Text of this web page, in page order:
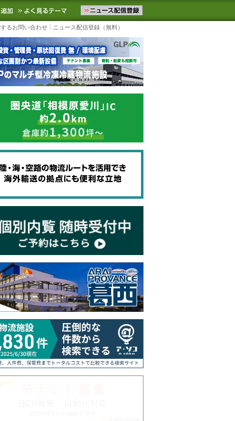
ニュースをお届けします。物流ニュースメール配信を登録す
お気に入りに追加 よく見るテーマ
るお問い合わせ ニュース配信登録（無料）